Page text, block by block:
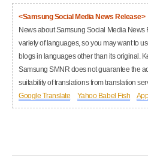
<Samsung Social Media News Release>
News about Samsung Social Media News
variety of languages, so you may want to
blogs in languages other than its original.
Samsung SMNR does not guarantee the
suitability of translations from translation
Google Translate
Yahoo Babel Fish